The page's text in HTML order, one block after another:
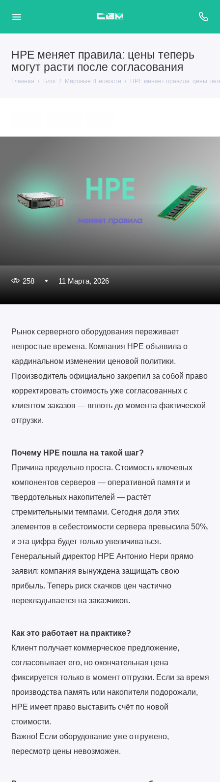
HPE меняет правила: цены теперь
могут расти после согласования
Главная Блог Мировые IT новости HPE меняет правила: цены
258 11 Марта, 2026
Рынок серверного оборудования переживает
непростые времена. Компания HPE объявила о
кардинальном изменении ценовой политики.
Производитель официально закрепил за собой право
корректировать стоимость уже согласованных с
клиентом заказов — вплоть до момента фактической
отгрузки.
Почему HPE пошла на такой шаг?
Причина предельно проста. Стоимость ключевых
компонентов серверов — оперативной памяти и
твердотельных накопителей — растёт
стремительными темпами. Сегодня доля этих
элементов в себестоимости сервера превысила 50%,
и эта цифра будет только увеличиваться.
Генеральный директор HPE Антонио Нери прямо
заявил: компания вынуждена защищать свою
прибыль. Теперь риск скачков цен частично
перекладывается на заказчиков.
Как это работает на практике?
Клиент получает коммерческое предложение,
согласовывает его, но окончательная цена
фиксируется только в момент отгрузки. Если за время
производства память или накопители подорожали,
HPE имеет право выставить счёт по новой
стоимости.
Важно! Если оборудование уже отгружено,
пересмотр цены невозможен.